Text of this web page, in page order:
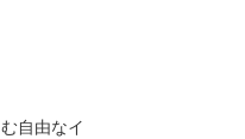
自由なイ